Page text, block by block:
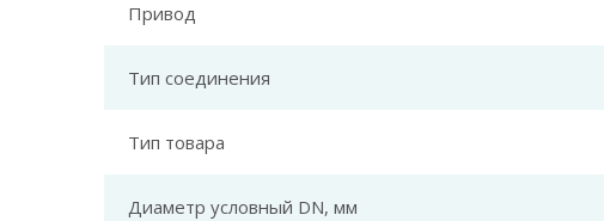
Привод
Тип соединения
Тип товара
Диаметр условный DN, мм